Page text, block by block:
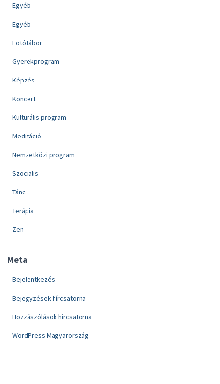
Egyéb
Egyéb
Fotótábor
Gyerekprogram
Képzés
Koncert
Kulturális program
Meditáció
Nemzetközi program
Szocialis
Tánc
Terápia
Zen
Meta
Bejelentkezés
Bejegyzések hírcsatorna
Hozzászólások hírcsatorna
WordPress Magyarország